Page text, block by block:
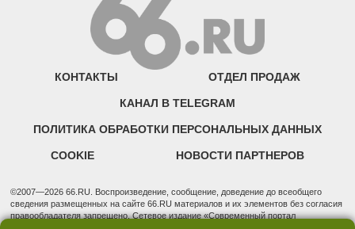
КОНТАКТЫ ОТДЕЛ ПРОДАЖ
КАНАЛ В TELEGRAM
ПОЛИТИКА ОБРАБОТКИ ПЕРСОНАЛЬНЫХ ДАННЫХ
COOKIE НОВОСТИ ПАРТНЕРОВ
©2007—2026 66.RU. Воспроизведение, сообщение, доведение до всеобщего
сведения размещенных на сайте 66.RU материалов и их элементов без согласия
правообладателя запрещено. Сетевое издание «Современный портал